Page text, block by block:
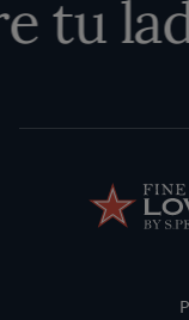
tu
Terms